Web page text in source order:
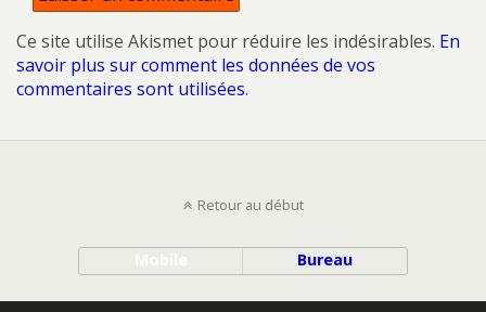
Ce site utilise Akismet pour réduire les indésirables. En
savoir plus sur comment les données de vos
commentaires sont utilisées.
Retour au début
Bureau